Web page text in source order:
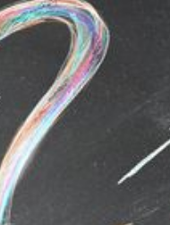
Metode
Pembayaran
Deteksi anomali
Mini App di